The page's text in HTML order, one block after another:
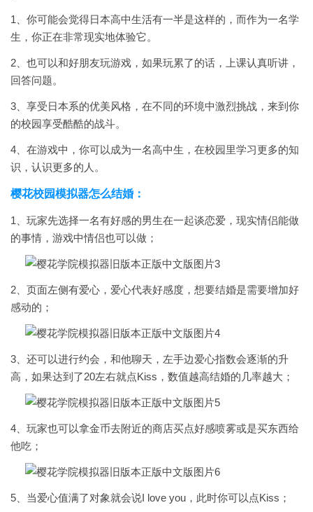
1、你可能会觉得日本高中生活有一半是这样的，而作为一名学
生，你正在非常现实地体验它。
2、也可以和好朋友玩游戏，如果玩累了的话，上课认真听讲，
回答问题。
3、享受日本系的优美风格，在不同的环境中激烈挑战，来到你
的校园享受酷酷的战斗。
4、在游戏中，你可以成为一名高中生，在校园里学习更多的知
识，认识更多的人。
樱花校园模拟器怎么结婚：
1、玩家先选择一名有好感的男生在一起谈恋爱，现实情侣能做
的事情，游戏中情侣也可以做；
2、页面左侧有爱心，爱心代表好感度，想要结婚是需要增加好
感动的；
3、还可以进行约会，和他聊天，左手边爱心指数会逐渐的升
高，如果达到了20左右就点Kiss，数值越高结婚的几率越大；
4、玩家也可以拿金币去附近的商店买点好感喷雾或是买东西给
他吃；
5、当爱心值满了对象就会说I love you，此时你可以点Kiss；